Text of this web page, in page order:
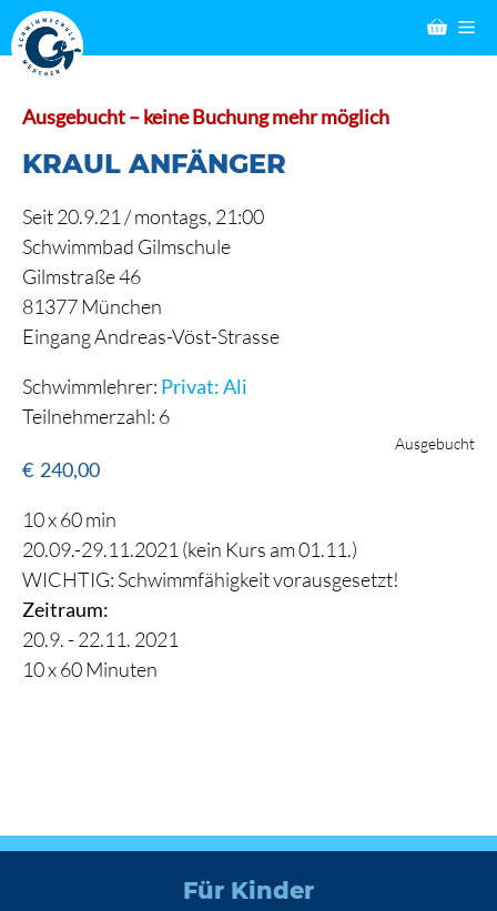
Zum
Inhalt
springen
Ausgebucht – keine Buchung mehr möglich
KRAUL ANFÄNGER
Seit 20.9.21 / montags, 21:00
Schwimmbad Gilmschule
Gilmstraße 46
81377 München
Eingang Andreas-Vöst-Strasse
Schwimmlehrer: Privat: Ali
Teilnehmerzahl: 6
Ausgebucht
€ 240,00
10 x 60 min
20.09.-29.11.2021 (kein Kurs am 01.11.)
WICHTIG: Schwimmfähigkeit vorausgesetzt!
Zeitraum:
20.9. - 22.11. 2021
10 x 60 Minuten
Für Kinder